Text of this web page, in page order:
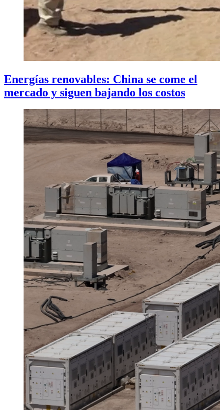
Energías renovables: China se come el
mercado y siguen bajando los costos